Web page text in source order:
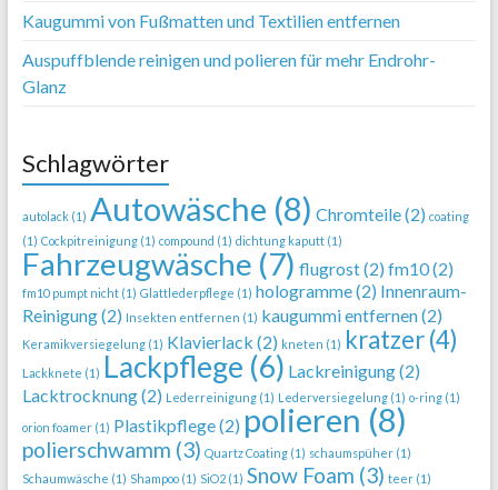
Kaugummi von Fußmatten und Textilien entfernen
Auspuffblende reinigen und polieren für mehr Endrohr-
Glanz
Schlagwörter
autolack(1) Autowäsche (8) Chromteile(2) coating
(1) Cockpitreinigung(1) compound (1) dichtung kaputt(1)
Fahrzeugwäsche (7) flugrost(2) fm10(2)
fm10 pumpt nicht(1) Glattlederpflege (1) hologramme(2) Innenraum-
Reinigung(2) Insekten entfernen (1) kaugummi entfernen(2)
Keramikversiegelung(1) Klavierlack (2) kneten (1) kratzer(4)
Lackknete (1) Lackpflege (6) Lackreinigung(2)
Lacktrocknung(2) Lederreinigung(1) Lederversiegelung(1) o-ring(1)
orion foamer(1) Plastikpflege(2) polieren (8)
polierschwamm (3) Quartz Coating(1) schaumspüher(1)
Schaumwäsche (1) Shampoo(1) SiO2(1) Snow Foam (3) teer(1)